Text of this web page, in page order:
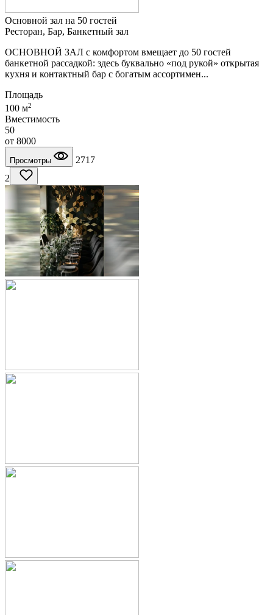
Основной зал на 50 гостей
Ресторан, Бар, Банкетный зал
ОСНОВНОЙ ЗАЛ с комфортом вмещает до 50 гостей
банкетной рассадкой: здесь буквально «под рукой» открытая
кухня и контактный бар с богатым ассортимен...
Площадь
100 м2
Вместимость
50
от 8000
Просмотры
2717
2